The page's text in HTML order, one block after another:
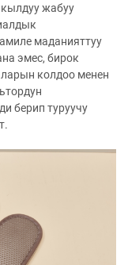
жабуу
маданияттуу
эмес, бирок
колдоо менен
берип туруучу